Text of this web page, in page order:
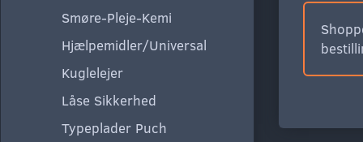
Smøre-Pleje-Kemi
Hjælpemidler/Universal
Kuglelejer
Låse Sikkerhed
Typeplader Puch